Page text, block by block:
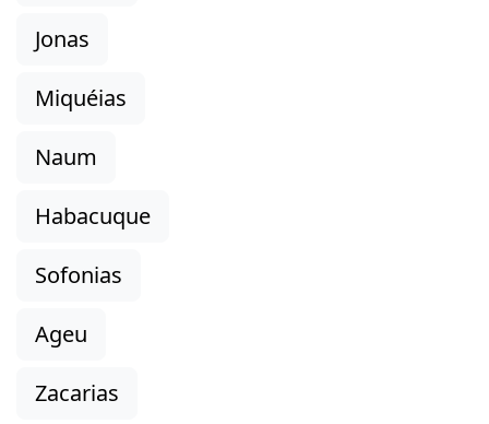
Jonas
Miquéias
Naum
Habacuque
Sofonias
Ageu
Zacarias